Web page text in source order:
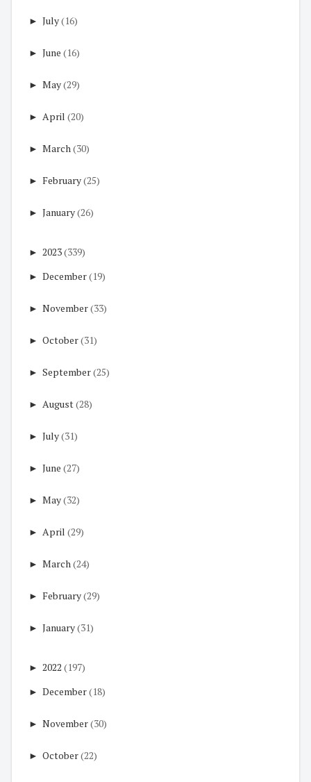
► July(16)
► June (16)
► May(29)
► April (20)
► March(30)
► February(25)
► January(26)
► 2023(339)
► December(19)
► November(33)
► October(31)
► September(25)
► August(28)
► July(31)
► June (27)
► May(32)
► April (29)
► March(24)
► February(29)
► January(31)
► 2022 (197)
► December(18)
► November(30)
► October(22)